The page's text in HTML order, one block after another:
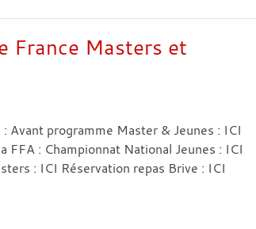
France Masters et
Avant programme Master & Jeunes : ICI
FFA : Championnat National Jeunes : ICI
: ICI Réservation repas Brive : ICI